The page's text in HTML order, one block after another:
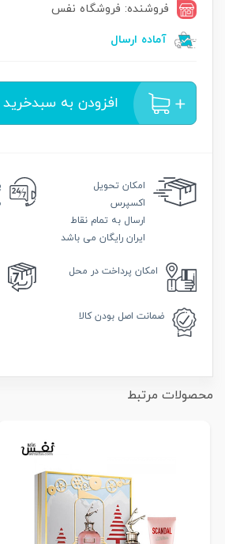
فروشنده: فروشگاه نفس
آماده ارسال
افزودن به سبدخرید
امکان تحویل
اکسپرس
ارسال به تمام نقاط
ایران رایگان می باشد
امکان پرداخت در محل
ضمانت اصل بودن کالا
محصولات مرتبط